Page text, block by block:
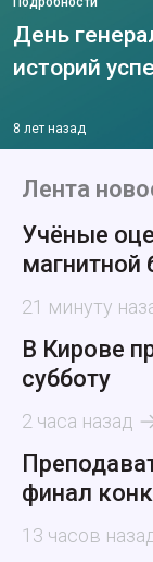
День
историй
8 лет назад
Лента
Учёные
магнитной
21 минуту
В Кирове
субботу
2 часа назад
финал
13 часов